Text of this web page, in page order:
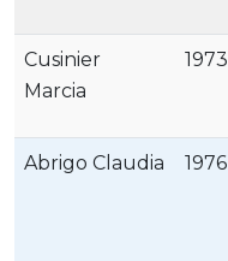
Cusinier
Marcia
1973
Abrigo Claudia 1976